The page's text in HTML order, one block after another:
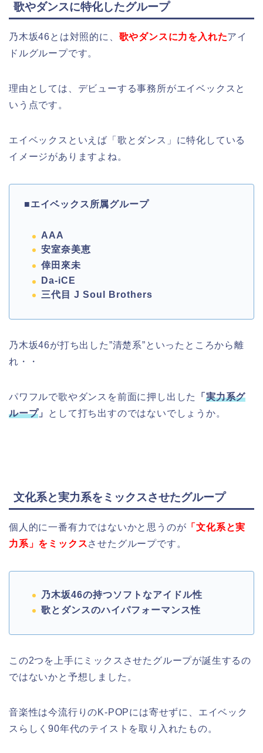
歌やダンスに特化したグループ
乃木坂46とは対照的に、 歌やダンスに力を入れたアイ
ドルグループです。
理由としては、デビューする事務所がエイベックスと
いう点です。
エイベックスといえば「歌とダンス」に特化している
イメージがありますよね。
■エイベックス所属グループ
AAA
安室奈美恵
倖田來未
Da-iCE
三代目 J Soul Brothers
乃木坂46が打ち出した”清楚系”といったところから離
れ・・
パワフルで歌やダンスを前面に押し出した 「実力系グ
ループ」 として打ち出すのではないでしょうか。
文化系と実力系をミックスさせたグループ
個人的に一番有力ではないかと思うのが 「文化系と実
力系」をミックスさせたグループです。
乃木坂46の持つソフトなアイドル性
歌とダンスのハイパフォーマンス性
この2つを上手にミックスさせたグループが誕生するの
ではないかと予想しました。
音楽性は今流行りのK-POPには寄せずに、エイベック
スらしく90年代のテイストを取り入れたもの。